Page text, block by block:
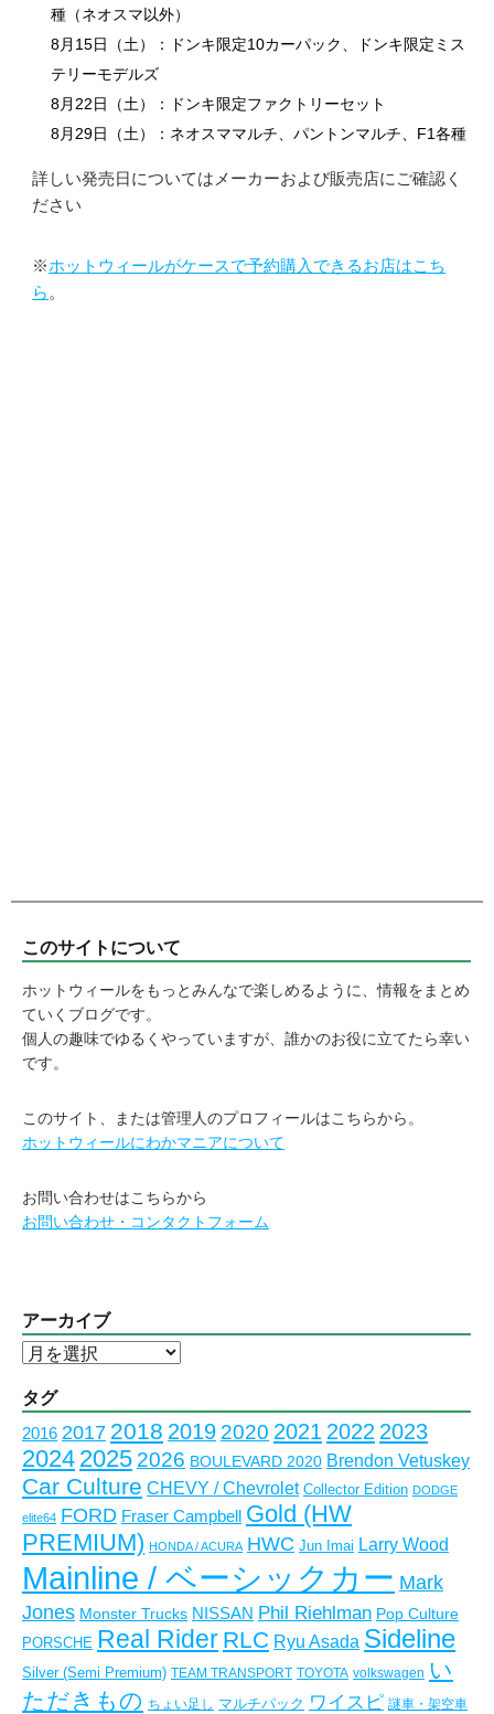
種（ネオスマ以外）
8月15日（土）：ドンキ限定10カーパック、ドンキ限定ミス
テリーモデルズ
8月22日（土）：ドンキ限定ファクトリーセット
8月29日（土）：ネオスママルチ、パントンマルチ、F1各種
詳しい発売日についてはメーカーおよび販売店にご確認く
ださい
※ホットウィールがケースで予約購入できるお店はこち
ら 。
このサイトについて
ホットウィールをもっとみんなで楽しめるように、情報をまとめ
ていくブログです。
個人の趣味でゆるくやっていますが、誰かのお役に立てたら幸い
です。
このサイト、または管理人のプロフィールはこちらから。
ホットウィールにわかマニアについて
お問い合わせはこちらから
お問い合わせ・コンタクトフォーム
アーカイブ
ア
カ
ブ
タグ
2016 2017 2018 2019 2020 2021 2022 2023
2024 2025 2026 BOULEVARD 2020 Brendon Vetuskey
Car Culture CHEVY / Chevrolet Collector Edition DODGE
elite64 FORD Fraser Campbell
Gold (HW
PREMIUM) HONDA / ACURA HWC Jun Imai Larry Wood
Mainline / ベーシックカー Mark
Jones Monster Trucks NISSAN Phil Riehlman Pop Culture
PORSCHE Real Rider RLC Ryu Asada Sideline
Silver (Semi Premium) TEAM TRANSPORT TOYOTA volkswagen い
ただきもの ちょい足し マルチパック ワイスピ 謎車・架空車